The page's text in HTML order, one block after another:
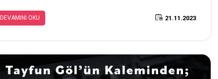
DEVAMINI OKU 21.11.2023